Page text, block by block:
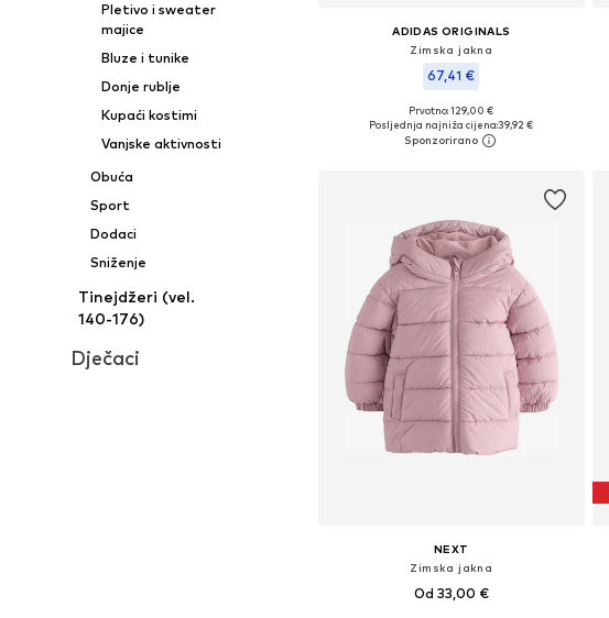
Pletivo i sweater
majice
Bluze i tunike
Donje rublje
Kupaći kostimi
Vanjske aktivnosti
Obuća
Sport
Dodaci
Sniženje
Tinejdžeri (vel.
140-176)
Dječaci
ADIDAS ORIGINALS
Zimska jakna
67,41 €
Dostupne veličine: 104, 116, 122, 128
Dodaj u košaricu
Prvotno: 129,00 €
Posljednja najniža cijena:39,92 €
NEXT
Zimska jakna
Od 33,00 €